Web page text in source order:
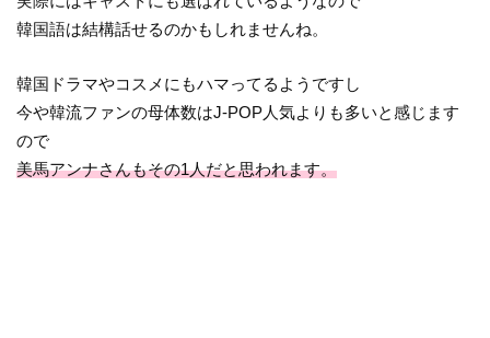
韓国語は結構話せるのかもしれませんね。
韓国ドラマやコスメにもハマってるようですし
今や韓流ファンの母体数はJ-POP人気よりも多いと感じます
ので
美馬アンナさんもその1人だと思われます。